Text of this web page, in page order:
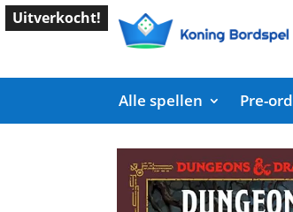
Alle spellen Pre-
Uitverkocht!
Start /Shop/Overige /